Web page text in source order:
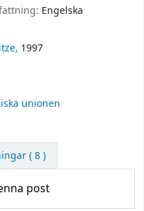
Engelska
1997
unionen
( 8 )
post